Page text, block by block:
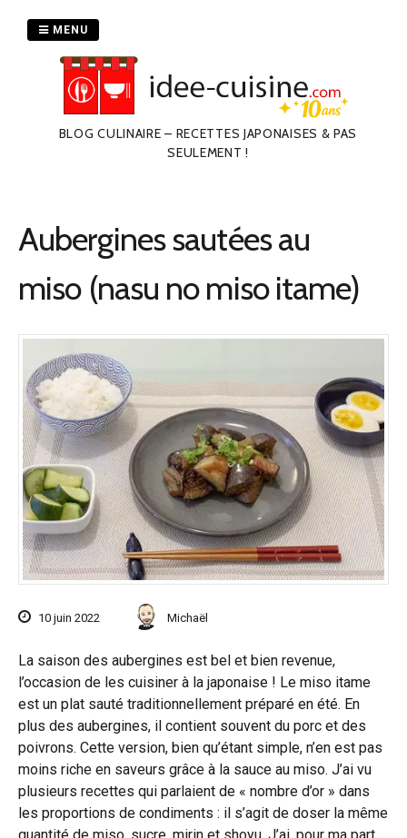
BLOG CULINAIRE – RECETTES JAPONAISES & PAS
SEULEMENT !
MENU
Aubergines sautées au
miso (nasu no miso itame)
10 juin 2022 Michaël
La saison des aubergines est bel et bien revenue,
l’occasion de les cuisiner à la japonaise ! Le miso itame
est un plat sauté traditionnellement préparé en été. En
plus des aubergines, il contient souvent du porc et des
poivrons. Cette version, bien qu’étant simple, n’en est pas
moins riche en saveurs grâce à la sauce au miso. J’ai vu
plusieurs recettes qui parlaient de « nombre d’or » dans
les proportions de condiments : il s’agit de doser la même